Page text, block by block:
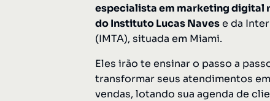
especialista em marketing digital
do Instituto Lucas Navese da
(IMTA), situada em Miami.
Eles irão te ensinar o passo a
transformar seus atendimentos
vendas, lotando sua agenda de